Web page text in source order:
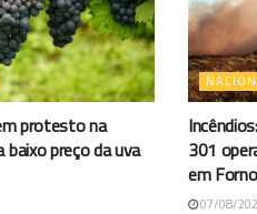
protesto na
baixo preço da uva
301
em
07/08/